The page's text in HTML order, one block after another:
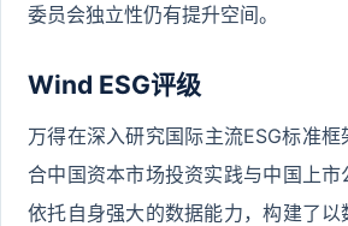
委员会独立性仍有提升空间。
Wind ESG评级
万得在深入研究国际主流ESG标准
合中国资本市场投资实践与中国上市
依托自身强大的数据能力，构建了